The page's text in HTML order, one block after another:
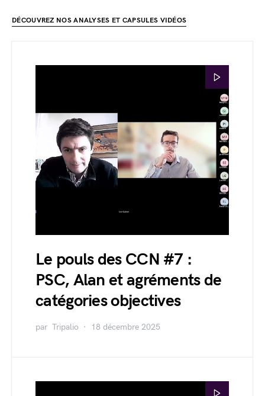
DÉCOUVREZ NOS ANALYSES ET CAPSULES VIDÉOS
Le pouls des CCN #7 :
PSC, Alan et agréments de
catégories objectives
par Tripalio 18 décembre 2025